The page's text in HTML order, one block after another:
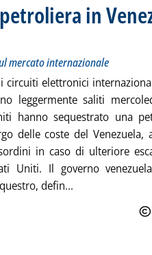
in
mercato internazionale
circuiti elettronici
leggermente saliti
hanno sequestrato una
delle coste del
in caso di ulteriore
Uniti. Il governo
defin...